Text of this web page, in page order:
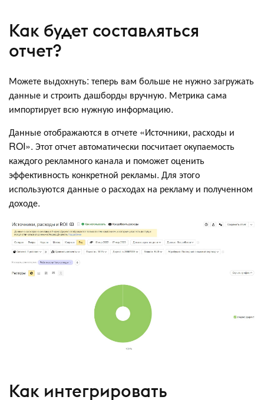
Как будет составляться
отчет?
Можете выдохнуть: теперь вам больше не нужно загружать
данные и строить дашборды вручную. Метрика сама
импортирует всю нужную информацию.
Данные отображаются в отчете «Источники, расходы и
ROI». Этот отчет автоматически посчитает окупаемость
каждого рекламного канала и поможет оценить
эффективность конкретной рекламы. Для этого
используются данные о расходах на рекламу и полученном
доходе.
Как интегрировать